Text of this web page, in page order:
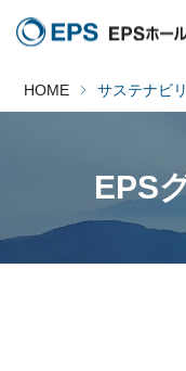
HOME サステナビ
EPS